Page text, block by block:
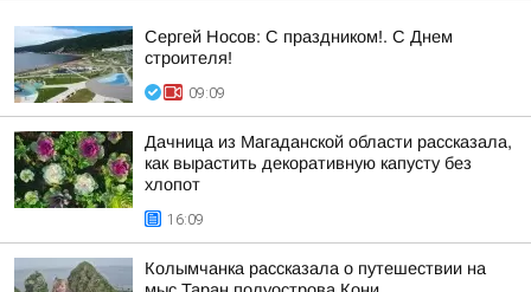
Сергей Носов: С праздником!. С Днем
строителя!
09:09
Дачница из Магаданской области рассказала,
как вырастить декоративную капусту без
хлопот
16:09
Колымчанка рассказала о путешествии на